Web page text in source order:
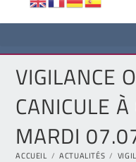
VIGILANCE
CANICULE
MARDI
ACCUEIL / ACTUALITÉS /